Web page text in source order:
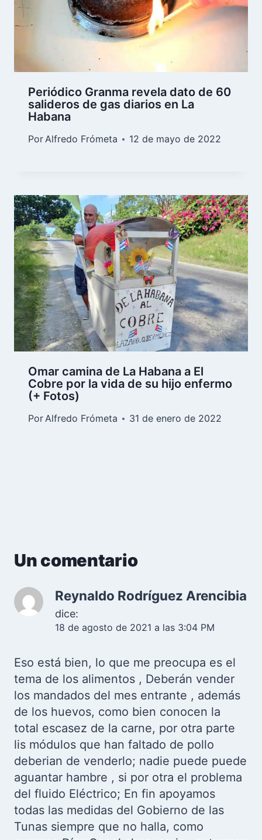
Periódico Granma revela dato de 60
salideros de gas diarios en La
Habana
PorAlfredo Frómeta 12 de mayo de 2022
Omar camina de La Habana a El
Cobre por la vida de su hijo enfermo
(+ Fotos)
PorAlfredo Frómeta 31 de enero de 2022
Un comentario
Reynaldo Rodríguez Arencibia
dice:
18 de agosto de 2021 a las 3:04 PM
Eso está bien, lo que me preocupa es el
tema de los alimentos , Deberán vender
los mandados del mes entrante , además
de los huevos, como bien conocen la
total escasez de la carne, por otra parte
lis módulos que han faltado de pollo
deberian de venderlo; nadie puede puede
aguantar hambre , si por otra el problema
del fluido Eléctrico; En fin apoyamos
todas las medidas del Gobierno de las
Tunas siempre que no halla, como